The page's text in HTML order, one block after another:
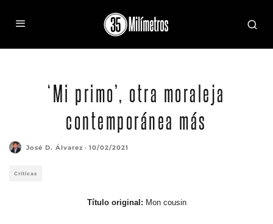
‘Mi primo’, otra moraleja
contemporánea más
José D. Álvarez · 10/02/2021
Críticas
Título original: Mon cousin